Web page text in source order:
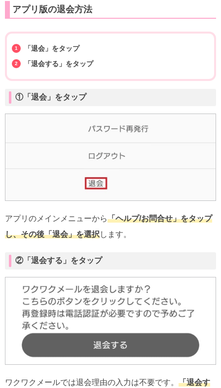
アプリ版の退会方法
「退会」をタップ
「退会する」をタップ
①「退会」をタップ
アプリのメインメニューから「ヘルプ/お問合せ」をタップ
し、その後「退会」を選択します。
②「退会する」をタップ
ワクワクメールでは退会理由の入力は不要です。 「退会す